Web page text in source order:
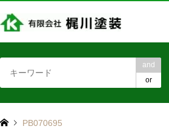
and
or
PB070695